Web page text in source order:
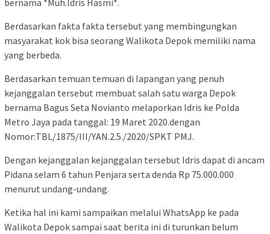
bernama *Muh.ldris Hasmi*.
Berdasarkan fakta fakta tersebut yang membingungkan
masyarakat kok bisa seorang Walikota Depok memiliki nama
yang berbeda.
Berdasarkan temuan temuan di lapangan yang penuh
kejanggalan tersebut membuat salah satu warga Depok
bernama Bagus Seta Novianto melaporkan Idris ke Polda
Metro Jaya pada tanggal: 19 Maret 2020.dengan
Nomor:TBL/1875/III/YAN.2.5./2020/SPKT PMJ.
Dengan kejanggalan kejanggalan tersebut Idris dapat di ancam
Pidana selam 6 tahun Penjara serta denda Rp 75.000.000
menurut undang-undang.
Ketika hal ini kami sampaikan melalui WhatsApp ke pada
Walikota Depok sampai saat berita ini di turunkan belum